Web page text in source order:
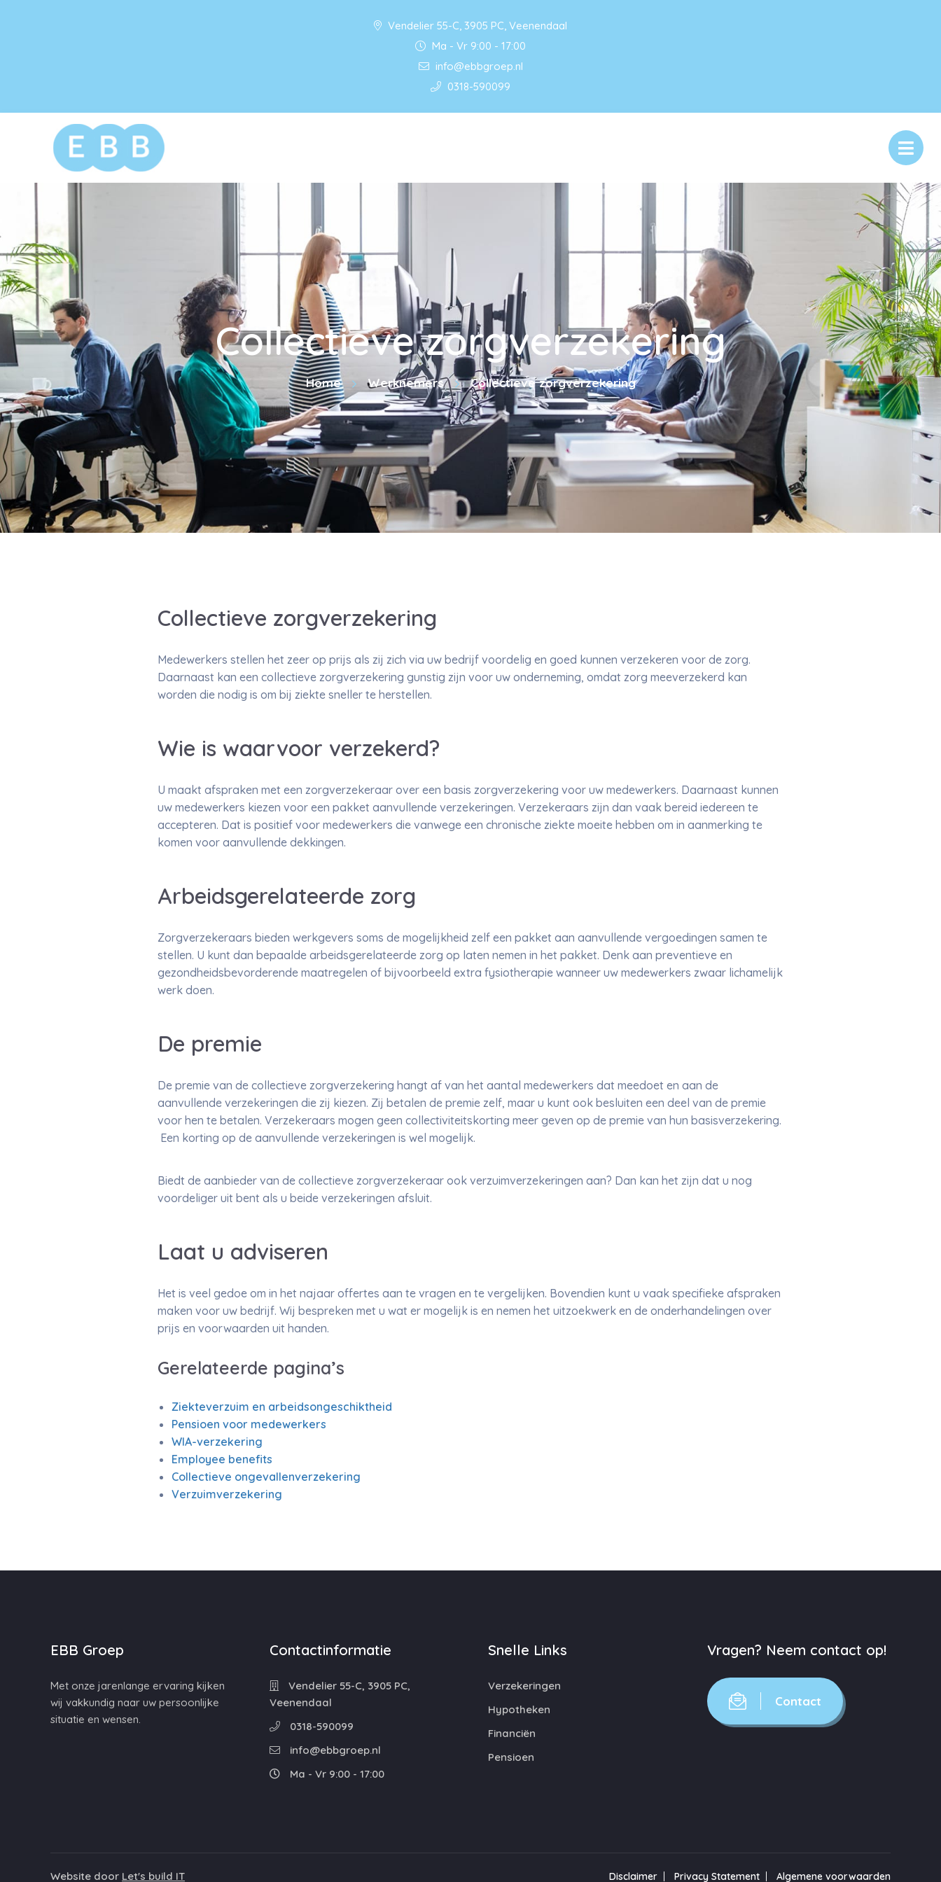
Vendelier 55-C, 3905 PC, Veenendaal
Ma - Vr 9:00 - 17:00
info@ebbgroep.nl
0318-590099
Collectieve zorgverzekering
Home Werknemers Collectieve zorgverzekering
Collectieve zorgverzekering
Medewerkers stellen het zeer op prijs als zij zich via uw bedrijf voordelig en goed kunnen verzekeren voor de zorg.
Daarnaast kan een collectieve zorgverzekering gunstig zijn voor uw onderneming, omdat zorg meeverzekerd kan
worden die nodig is om bij ziekte sneller te herstellen.
Wie is waarvoor verzekerd?
U maakt afspraken met een zorgverzekeraar over een basis zorgverzekering voor uw medewerkers. Daarnaast kunnen
uw medewerkers kiezen voor een pakket aanvullende verzekeringen. Verzekeraars zijn dan vaak bereid iedereen te
accepteren. Dat is positief voor medewerkers die vanwege een chronische ziekte moeite hebben om in aanmerking te
komen voor aanvullende dekkingen.
Arbeidsgerelateerde zorg
Zorgverzekeraars bieden werkgevers soms de mogelijkheid zelf een pakket aan aanvullende vergoedingen samen te
stellen. U kunt dan bepaalde arbeidsgerelateerde zorg op laten nemen in het pakket. Denk aan preventieve en
gezondheidsbevorderende maatregelen of bijvoorbeeld extra fysiotherapie wanneer uw medewerkers zwaar lichamelijk
werk doen.
De premie
De premie van de collectieve zorgverzekering hangt af van het aantal medewerkers dat meedoet en aan de
aanvullende verzekeringen die zij kiezen. Zij betalen de premie zelf, maar u kunt ook besluiten een deel van de premie
voor hen te betalen. Verzekeraars mogen geen collectiviteitskorting meer geven op de premie van hun basisverzekering.
Een korting op de aanvullende verzekeringen is wel mogelijk.
Biedt de aanbieder van de collectieve zorgverzekeraar ook verzuimverzekeringen aan? Dan kan het zijn dat u nog
voordeliger uit bent als u beide verzekeringen afsluit.
Laat u adviseren
Het is veel gedoe om in het najaar offertes aan te vragen en te vergelijken. Bovendien kunt u vaak specifieke afspraken
maken voor uw bedrijf. Wij bespreken met u wat er mogelijk is en nemen het uitzoekwerk en de onderhandelingen over
prijs en voorwaarden uit handen.
Gerelateerde pagina’s
Ziekteverzuim en arbeidsongeschiktheid
Pensioen voor medewerkers
WIA-verzekering
Employee benefits
Collectieve ongevallenverzekering
Verzuimverzekering
EBB Groep
Met onze jarenlange ervaring kijken
wij vakkundig naar uw persoonlijke
situatie en wensen.
Contactinformatie
Vendelier 55-C, 3905 PC,
Veenendaal
0318-590099
info@ebbgroep.nl
Ma - Vr 9:00 - 17:00
Snelle Links
Verzekeringen
Hypotheken
Financiën
Pensioen
Vragen? Neem contact op!
Contact
Website door Let's build IT Disclaimer Privacy Statement Algemene voorwaarden